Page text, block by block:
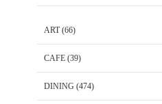
ART(66)
CAFE (39)
DINING (474)